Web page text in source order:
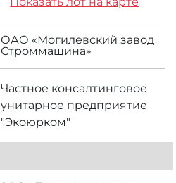
ОАО «Могилевский завод
Строммашина»
Частное консалтинговое
унитарное предприятие
"Экоюрком"